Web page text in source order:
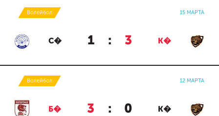
Волейбол 15 МАРТА
С� 1 : 3 К�
Волейбол 12 МАРТА
Б� 3 : 0 К�